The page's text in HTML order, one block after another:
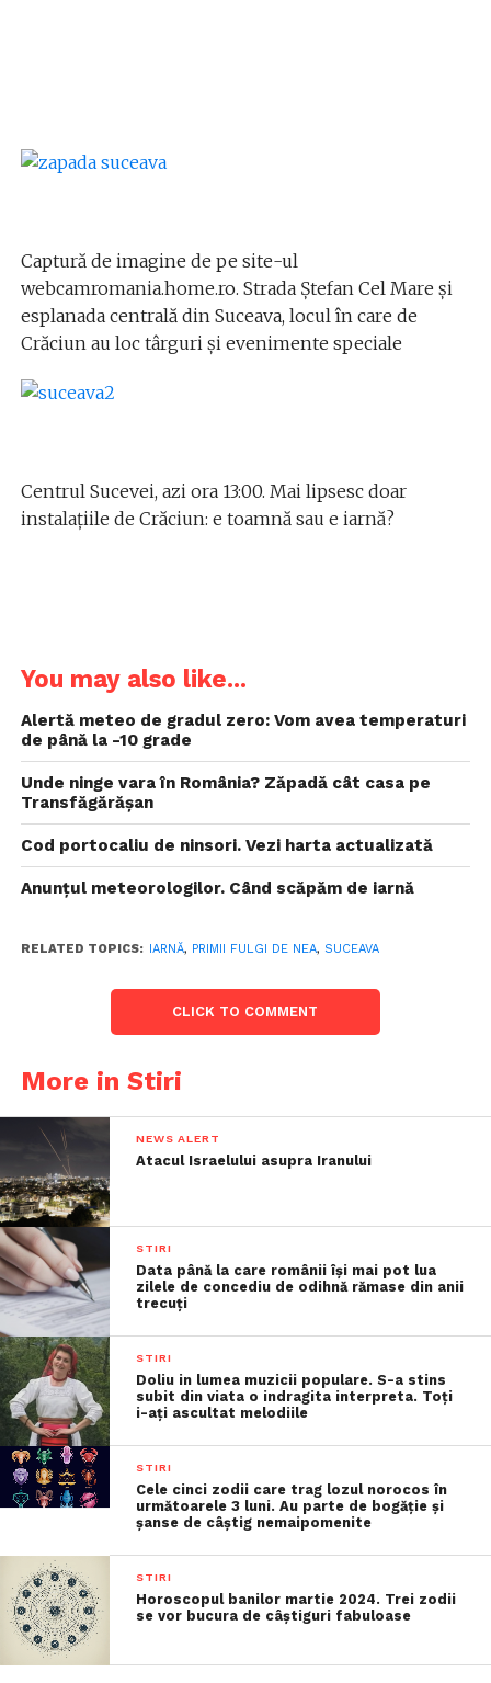
Captură de imagine de pe site-ul
webcamromania.home.ro. Strada Ștefan Cel Mare și
esplanada centrală din Suceava, locul în care de
Crăciun au loc târguri și evenimente speciale
Centrul Sucevei, azi ora 13:00. Mai lipsesc doar
instalațiile de Crăciun: e toamnă sau e iarnă?
You may also like...
Alertă meteo de gradul zero: Vom avea temperaturi
de până la -10 grade
Unde ninge vara în România? Zăpadă cât casa pe
Transfăgărășan
Cod portocaliu de ninsori. Vezi harta actualizată
Anunțul meteorologilor. Când scăpăm de iarnă
RELATED TOPICS: IARNĂ, PRIMII FULGI DE NEA, SUCEAVA
CLICK TO COMMENT
More in Stiri
NEWS ALERT
Atacul Israelului asupra Iranului
STIRI
Data până la care românii îşi mai pot lua
zilele de concediu de odihnă rămase din anii
trecuţi
STIRI
Doliu in lumea muzicii populare. S-a stins
subit din viata o indragita interpreta. Toți
i-ați ascultat melodiile
STIRI
Cele cinci zodii care trag lozul norocos în
următoarele 3 luni. Au parte de bogăție și
șanse de câștig nemaipomenite
STIRI
Horoscopul banilor martie 2024. Trei zodii
se vor bucura de câștiguri fabuloase